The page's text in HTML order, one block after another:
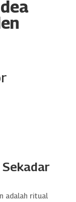
Link
Sekadar
adalah ritual